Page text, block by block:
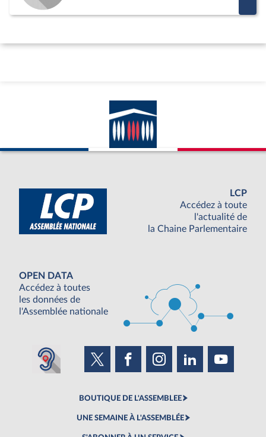
LCP
Accédez à toute
l'actualité de
la Chaine Parlementaire
OPEN DATA
Accédez à toutes
les données de
l'Assemblée nationale
BOUTIQUE DE L'ASSEMBLEE
UNE SEMAINE À L'ASSEMBLÉE